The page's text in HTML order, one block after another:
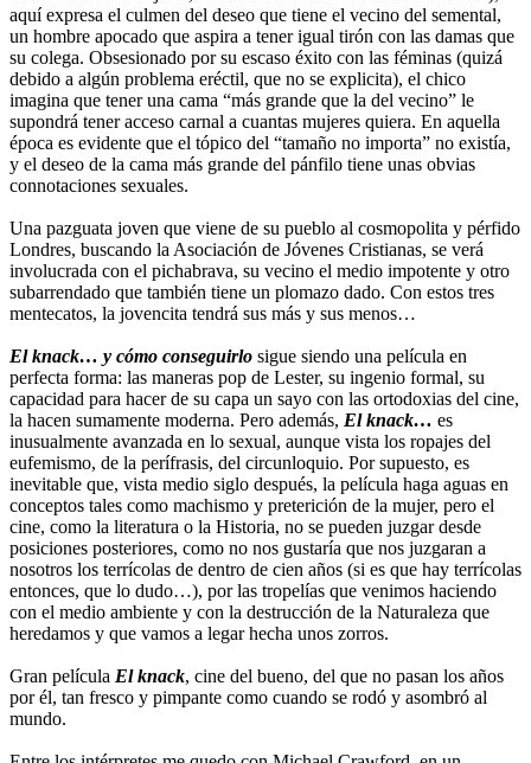
aquí expresa el culmen del deseo que tiene el vecino del semental,
un hombre apocado que aspira a tener igual tirón con las damas que
su colega. Obsesionado por su escaso éxito con las féminas (quizá
debido a algún problema eréctil, que no se explicita), el chico
imagina que tener una cama “más grande que la del vecino” le
supondrá tener acceso carnal a cuantas mujeres quiera. En aquella
época es evidente que el tópico del “tamaño no importa” no existía,
y el deseo de la cama más grande del pánfilo tiene unas obvias
connotaciones sexuales.
Una pazguata joven que viene de su pueblo al cosmopolita y pérfido
Londres, buscando la Asociación de Jóvenes Cristianas, se verá
involucrada con el pichabrava, su vecino el medio impotente y otro
subarrendado que también tiene un plomazo dado. Con estos tres
mentecatos, la jovencita tendrá sus más y sus menos…
El knack… y cómo conseguirlo sigue siendo una película en
perfecta forma: las maneras pop de Lester, su ingenio formal, su
capacidad para hacer de su capa un sayo con las ortodoxias del cine,
la hacen sumamente moderna. Pero además, El knack… es
inusualmente avanzada en lo sexual, aunque vista los ropajes del
eufemismo, de la perífrasis, del circunloquio. Por supuesto, es
inevitable que, vista medio siglo después, la película haga aguas en
conceptos tales como machismo y preterición de la mujer, pero el
cine, como la literatura o la Historia, no se pueden juzgar desde
posiciones posteriores, como no nos gustaría que nos juzgaran a
nosotros los terrícolas de dentro de cien años (si es que hay terrícolas
entonces, que lo dudo…), por las tropelías que venimos haciendo
con el medio ambiente y con la destrucción de la Naturaleza que
heredamos y que vamos a legar hecha unos zorros.
Gran película El knack, cine del bueno, del que no pasan los años
por él, tan fresco y pimpante como cuando se rodó y asombró al
mundo.